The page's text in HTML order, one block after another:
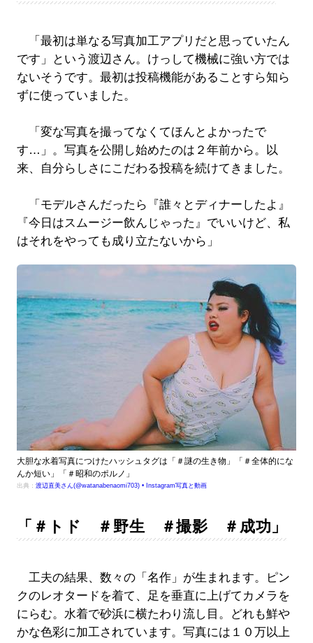
「最初は単なる写真加工アプリだと思っていたん
です」という渡辺さん。けっして機械に強い方では
ないそうです。最初は投稿機能があることすら知ら
ずに使っていました。
「変な写真を撮ってなくてほんとよかったで
す…」。写真を公開し始めたのは２年前から。以
来、自分らしさにこだわる投稿を続けてきました。
「モデルさんだったら『誰々とディナーしたよ』
『今日はスムージー飲んじゃった』でいいけど、私
はそれをやっても成り立たないから」
大胆な水着写真につけたハッシュタグは「＃謎の生き物」「＃全体的にな
んか短い」「＃昭和のポルノ」
出典： 渡辺直美さん(@watanabenaomi703) • Instagram写真と動画
「＃トド ＃野生 ＃撮影 ＃成功」
工夫の結果、数々の「名作」が生まれます。ピン
クのレオタードを着て、足を垂直に上げてカメラを
にらむ。水着で砂浜に横たわり流し目。どれも鮮や
かな色彩に加工されています。写真には１０万以上